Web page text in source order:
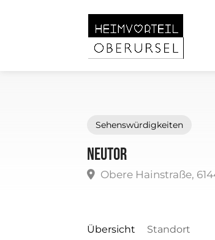
Sehenswürdigkeiten
Neutor
Obere Hainstraße,
Übersicht Standort